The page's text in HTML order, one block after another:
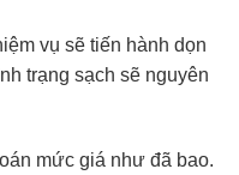
vụ sẽ tiến hành dọn
trạng sạch sẽ nguyên
mức giá như đã bao.